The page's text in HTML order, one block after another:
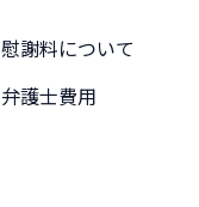
慰謝料について
弁護士費用